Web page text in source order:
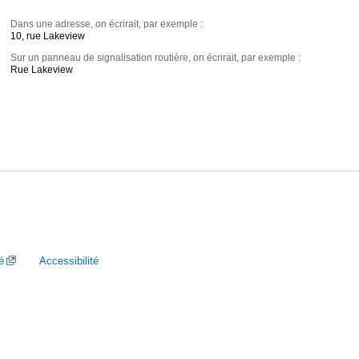
Dans une adresse, on écrirait, par exemple :
10, rue Lakeview
Sur un panneau de signalisation routière, on écrirait, par exemple :
Rue Lakeview
Accessibilité